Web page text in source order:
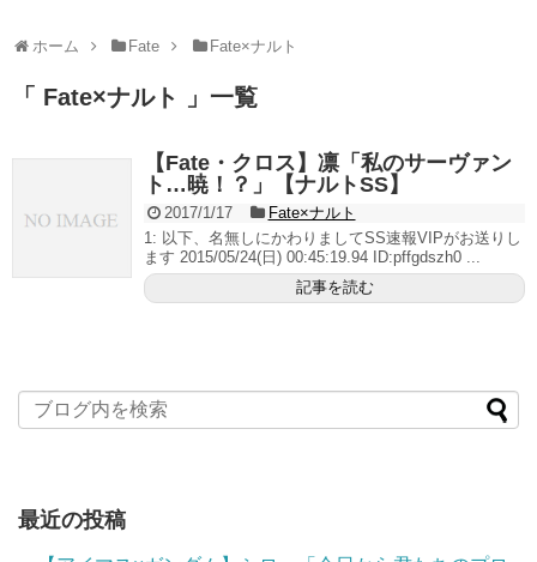
ホーム Fate Fate×ナルト
「 Fate×ナルト 」一覧
【Fate・クロス】凛「私のサーヴァン
ト…暁！？」【ナルトSS】
2017/1/17
Fate×ナルト
1: 以下、名無しにかわりましてSS速報VIPがお送りし
ます 2015/05/24(日) 00:45:19.94 ID:pffgdszh0 ...
記事を読む
最近の投稿